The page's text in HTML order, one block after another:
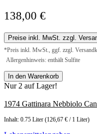
138,00 €
Preise inkl. MwSt. zzgl.
*Preis inkl. MwSt., ggf. zzgl.
Allergenhinweis: enthält Sulfite
In den Warenkorb
Nur 2 auf Lager!
1974 Gattinara Nebbiolo
Inhalt: 0.75 Liter (126,67 € / 1 Liter)